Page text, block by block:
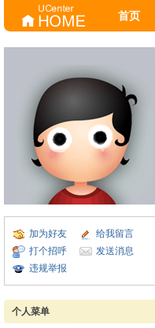
首页
加为好友
给我留言
打个招呼
发送消息
违规举报
个人菜单